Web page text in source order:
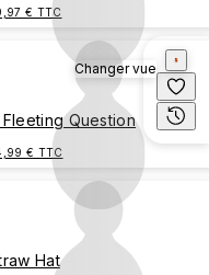
€ TTC
Fleeting Question
€ TTC
Hat
Changer vue